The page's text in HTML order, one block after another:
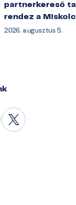
partnerkereső
rendez a
2026. augusztus 5.